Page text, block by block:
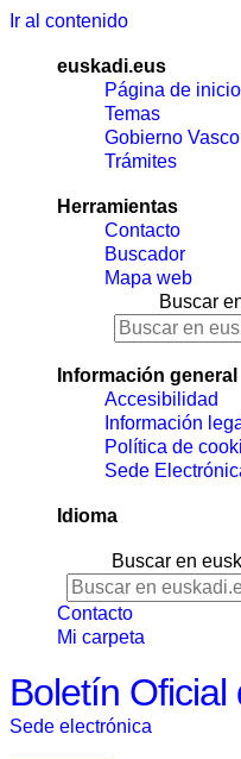
Ir al contenido
euskadi.eus
Página de inicio
Temas
Gobierno Vasco
Trámites
Herramientas
Contacto
Buscador
Mapa web
Buscar
Información general
Accesibilidad
Información
Política de
Sede
Idioma
Buscar en
Contacto
Mi carpeta
Boletín Oficial
Sede electrónica